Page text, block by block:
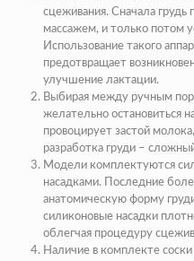
сцеживания. Сначала грудь
массажем, и только потом
Использование такого
предотвращает
улучшение лактации.
Выбирая между ручным
желательно остановиться
провоцирует застой
разработка груди –
Модели комплектуются
насадками. Последние
анатомическую форму
силиконовые насадки
облегчая процедуру
Наличие в комплекте